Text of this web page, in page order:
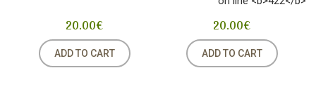
Chamomile: Emollient, antiseptic
20.00€
ADD TO CART
20.00€
ADD TO CART